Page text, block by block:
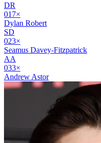
DR
01 7×
Dylan Robert
SD
023×
Seamus Davey-Fitzpatrick
AA
033×
Andrew Astor